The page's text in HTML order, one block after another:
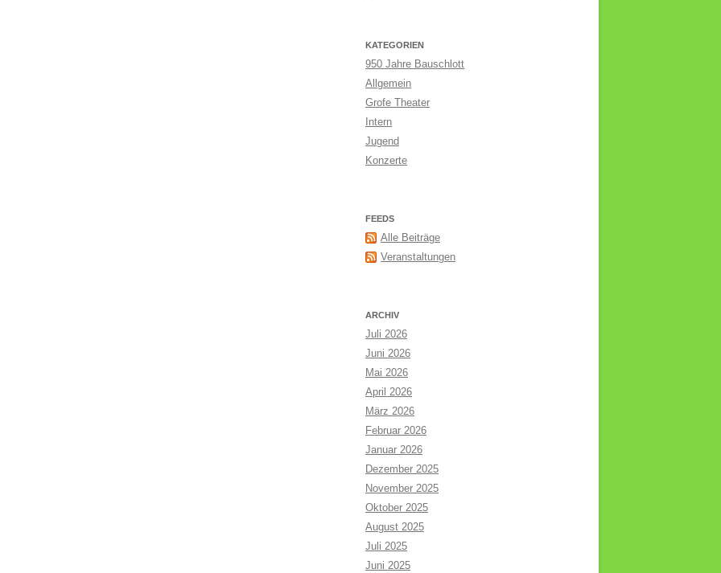
KATEGORIEN
950 Jahre Bauschlott
Allgemein
Grofe Theater
Intern
Jugend
Konzerte
FEEDS
Alle Beiträge
Veranstaltungen
ARCHIV
Juli 2026
Juni 2026
Mai 2026
April 2026
März 2026
Februar 2026
Januar 2026
Dezember 2025
November 2025
Oktober 2025
August 2025
Juli 2025
Juni 2025